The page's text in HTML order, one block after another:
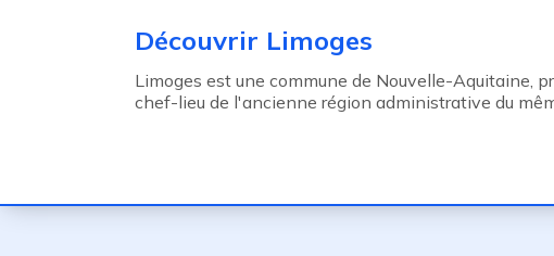
Découvrir Limoges
Limoges est une commune de Nouvelle-Aquitaine,
chef-lieu de l'ancienne région administrative du